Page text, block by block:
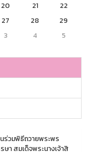
20 21
22
27 28
29
3 4 5
ร่วมพิธีถวายพระพร
า สมเด็จพระนางเจ้าสิ